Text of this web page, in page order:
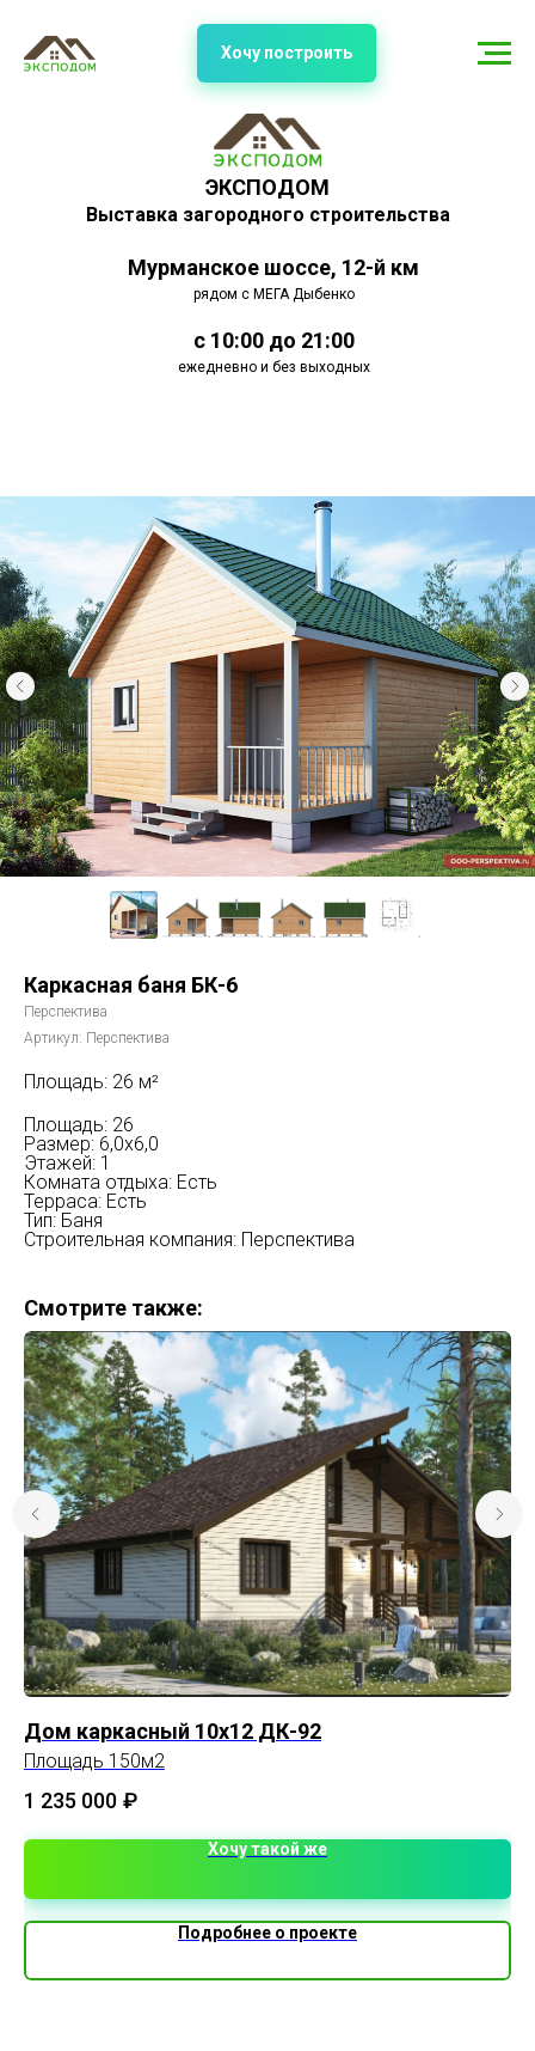
ЭКСПОДОМ
Выставка загородного строительства
Мурманское шоссе, 12-й км
рядом с МЕГА Дыбенко
с 10:00 до 21:00
ежедневно и без выходных
Хочу построить
Каркасная баня БК-6
Перспектива
Артикул: Перспектива
Площадь: 26 м²
Площадь: 26
Размер: 6,0х6,0​
Этажей: 1
Комната отдыха: Есть
Терраса: Есть
Тип: Баня
Строительная компания: Перспектива
Смотрите также:
Дом каркасный 10х12 ДК-92
Площадь 150м2
1 235 000 ₽
Хочу такой же
Подробнее о проекте